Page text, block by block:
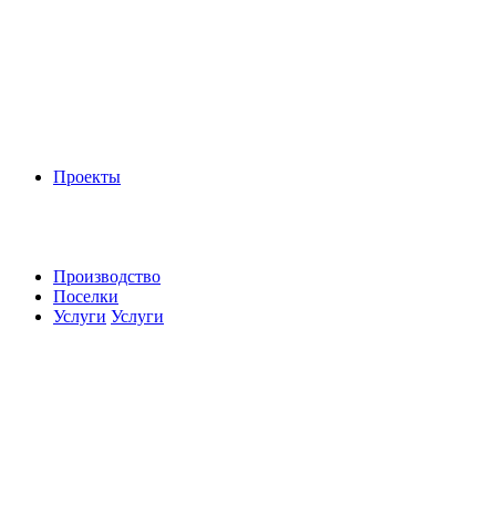
Проекты
Производство
Поселки
Услуги Услуги